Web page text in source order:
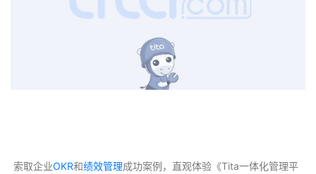
索取企业OKR和绩效管理成功案例，直观体验《Tita一体化管理平